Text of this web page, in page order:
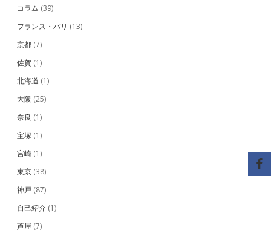
コラム (39)
フランス・パリ (13)
京都 (7)
佐賀 (1)
北海道 (1)
大阪 (25)
奈良 (1)
宝塚 (1)
宮崎 (1)
東京 (38)
神戸 (87)
自己紹介 (1)
芦屋 (7)